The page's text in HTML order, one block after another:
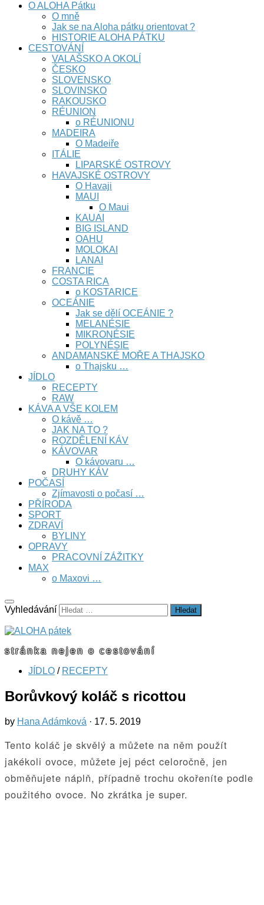
O ALOHA Pátku
O mně
Jak se na Aloha pátku orientovat ?
HISTORIE ALOHA PÁTKU
CESTOVÁNÍ
VALAŠSKO A OKOLÍ
ČESKO
SLOVENSKO
SLOVINSKO
RAKOUSKO
RÉUNION
o RÉUNIONU
MADEIRA
O Madeiře
ITÁLIE
LIPARSKÉ OSTROVY
HAVAJSKÉ OSTROVY
O Havaji
MAUI
O Maui
KAUAI
BIG ISLAND
OAHU
MOLOKAI
LANAI
FRANCIE
COSTA RICA
o KOSTARICE
OCEÁNIE
Jak se dělí OCEÁNIE ?
MELANÉSIE
MIKRONÉSIE
POLYNÉSIE
ANDAMANSKÉ MOŘE A THAJSKO
o Thajsku …
JÍDLO
RECEPTY
RAW
KÁVA A VŠE KOLEM
O kávě …
JAK NA TO ?
ROZDĚLENÍ KÁV
KÁVOVAR
O kávovaru …
DRUHY KÁV
POČASÍ
Zjímavosti o počasí …
PŘÍRODA
SPORT
ZDRAVÍ
BYLINY
OPRAVY
PRACOVNÍ ZÁŽITKY
MAX
o Maxovi …
Vyhledávání
stránka nejen o cestování
JÍDLO / RECEPTY
Borůvkový koláč s ricottou
by Hana Adámková · 17. 5. 2019
Tento koláč je skvělý a můžete na něm použít
jakékoli ovoce, můžete jej péct celoročně, jen
obměňujete náplň, případně trochu okořeníte podle
použitého ovoce. No zkrátka je super.